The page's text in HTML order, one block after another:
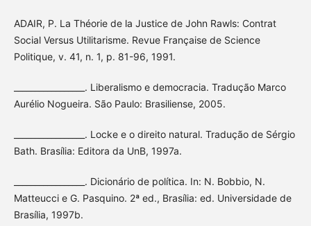
ADAIR, P. La Théorie de la Justice de John Rawls: Contrat
Social Versus Utilitarisme. Revue Française de Science
Politique, v. 41, n. 1, p. 81-96, 1991.
_________________. Liberalismo e democracia. Tradução Marco
Aurélio Nogueira. São Paulo: Brasiliense, 2005.
_________________. Locke e o direito natural. Tradução de Sérgio
Bath. Brasília: Editora da UnB, 1997a.
_________________. Dicionário de política. In: N. Bobbio, N.
Matteucci e G. Pasquino. 2ª ed., Brasília: ed. Universidade de
Brasília, 1997b.